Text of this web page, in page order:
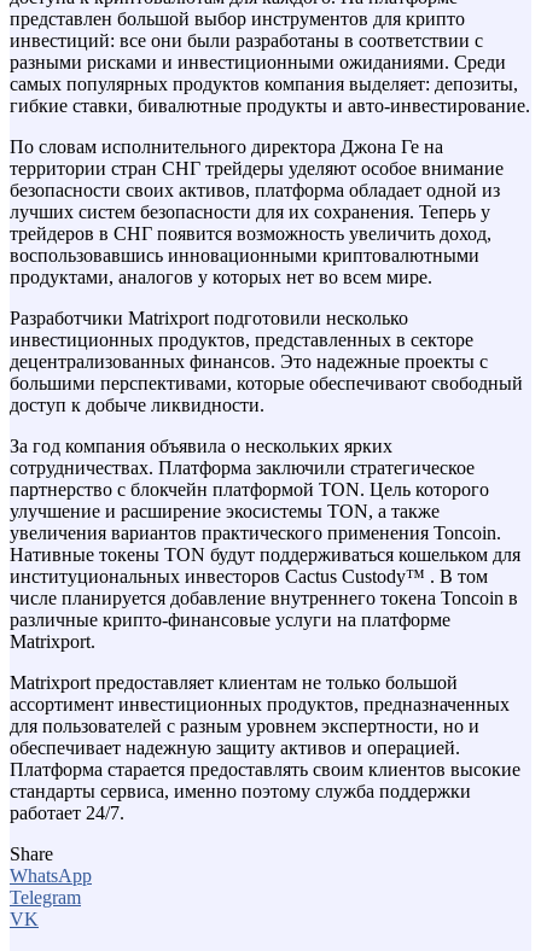
представлен большой выбор инструментов для крипто
инвестиций: все они были разработаны в соответствии с
разными рисками и инвестиционными ожиданиями. Среди
самых популярных продуктов компания выделяет: депозиты,
гибкие ставки, бивалютные продукты и авто-инвестирование.
По словам исполнительного директора Джона Ге на
территории стран СНГ трейдеры уделяют особое внимание
безопасности своих активов, платформа обладает одной из
лучших систем безопасности для их сохранения. Теперь у
трейдеров в СНГ появится возможность увеличить доход,
воспользовавшись инновационными криптовалютными
продуктами, аналогов у которых нет во всем мире.
Разработчики Matrixport подготовили несколько
инвестиционных продуктов, представленных в секторе
децентрализованных финансов. Это надежные проекты с
большими перспективами, которые обеспечивают свободный
доступ к добыче ликвидности.
За год компания объявила о нескольких ярких
сотрудничествах. Платформа заключили стратегическое
партнерство с блокчейн платформой TON. Цель которого
улучшение и расширение экосистемы TON, а также
увеличения вариантов практического применения Toncoin.
Нативные токены TON будут поддерживаться кошельком для
институциональных инвесторов Cactus Custody™ . В том
числе планируется добавление внутреннего токена Toncoin в
различные крипто-финансовые услуги на платформе
Matrixport.
Matrixport предоставляет клиентам не только большой
ассортимент инвестиционных продуктов, предназначенных
для пользователей с разным уровнем экспертности, но и
обеспечивает надежную защиту активов и операцией.
Платформа старается предоставлять своим клиентов высокие
стандарты сервиса, именно поэтому служба поддержки
работает 24/7.
Share
WhatsApp
Telegram
VK